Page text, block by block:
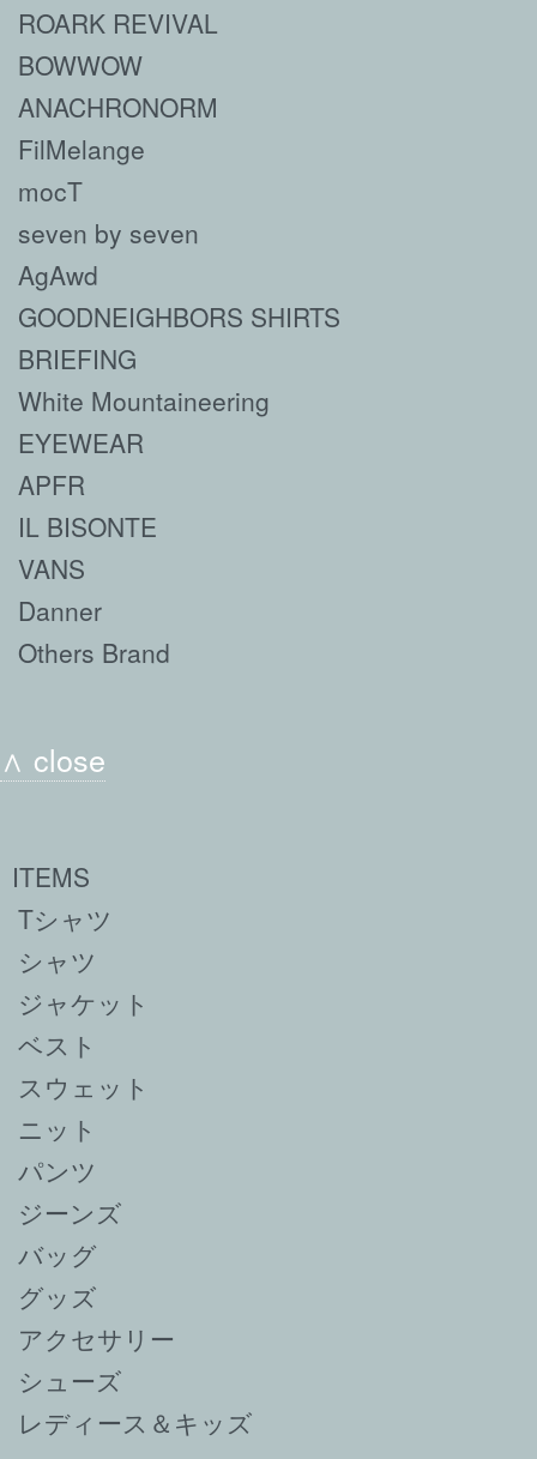
ROARK REVIVAL
BOWWOW
ANACHRONORM
FilMelange
mocT
seven by seven
AgAwd
GOODNEIGHBORS SHIRTS
BRIEFING
White Mountaineering
EYEWEAR
APFR
IL BISONTE
VANS
Danner
Others Brand
∧ close
ITEMS
Tシャツ
シャツ
ジャケット
ベスト
スウェット
ニット
パンツ
ジーンズ
バッグ
グッズ
アクセサリー
シューズ
レディース＆キッズ